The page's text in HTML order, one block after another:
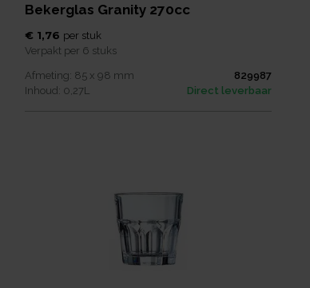
Bekerglas Granity 270cc
€ 1,76 per stuk
Verpakt per 6 stuks
Afmeting: 85 x 98 mm
Inhoud: 0,27L
829987
Direct leverbaar